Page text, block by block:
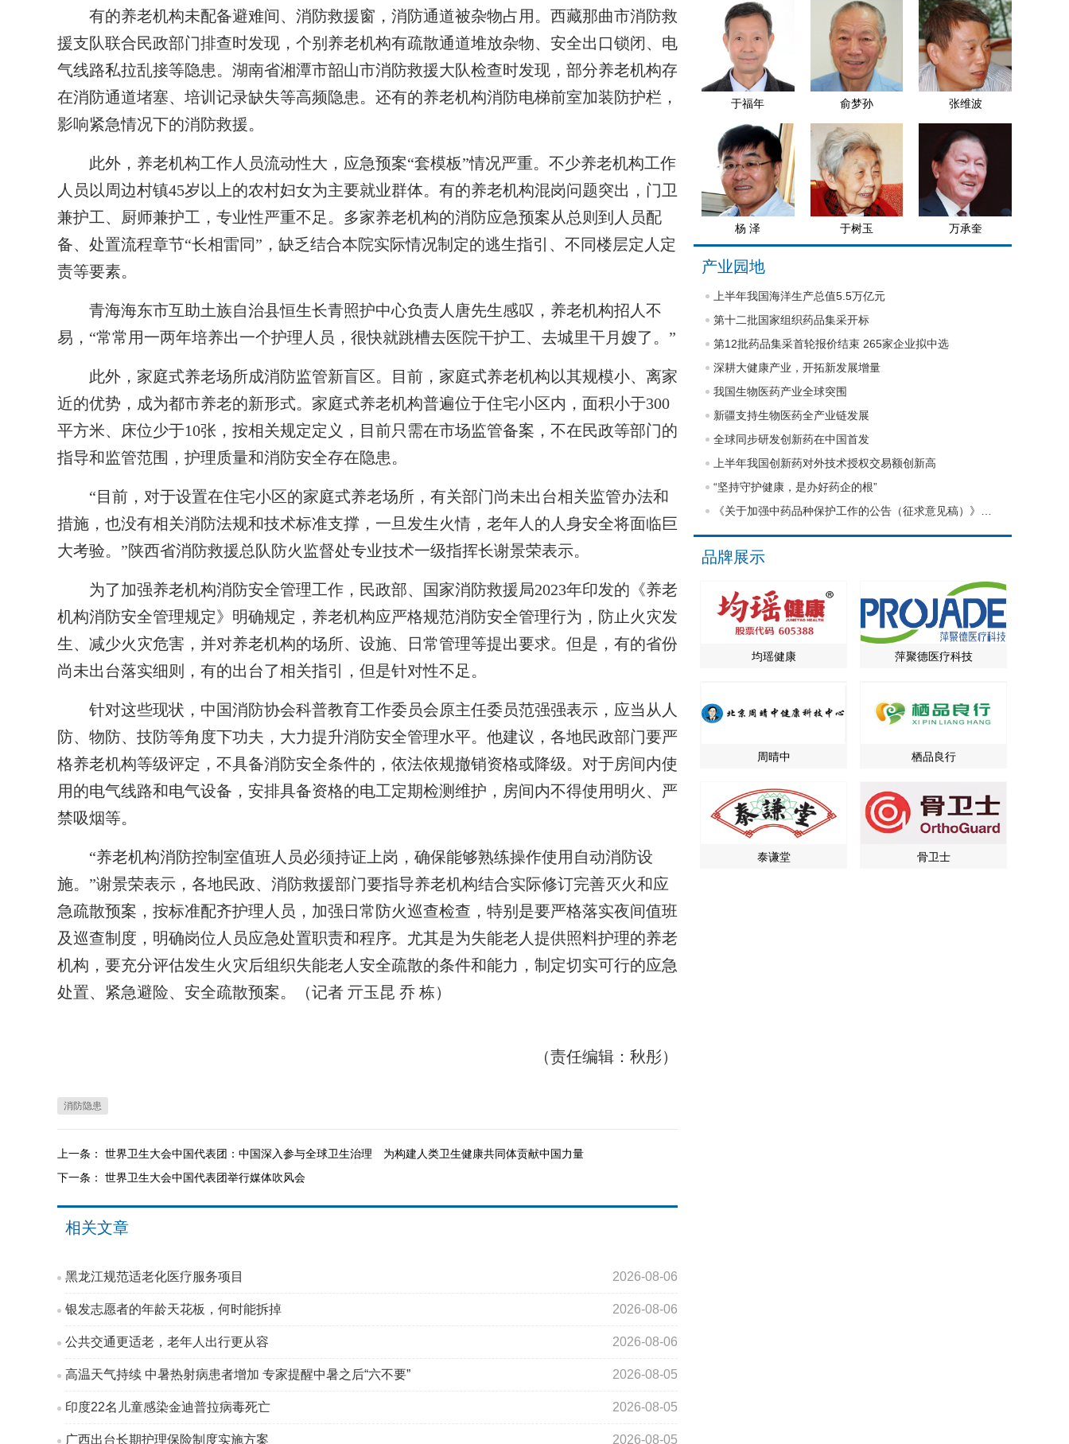
有的养老机构未配备避难间、消防救援窗，消防通道被杂物占用。西藏那曲市消防救
援支队联合民政部门排查时发现，个别养老机构有疏散通道堆放杂物、安全出口锁闭、电
气线路私拉乱接等隐患。湖南省湘潭市韶山市消防救援大队检查时发现，部分养老机构存
在消防通道堵塞、培训记录缺失等高频隐患。还有的养老机构消防电梯前室加装防护栏，
影响紧急情况下的消防救援。
此外，养老机构工作人员流动性大，应急预案“套模板”情况严重。不少养老机构工作
人员以周边村镇45岁以上的农村妇女为主要就业群体。有的养老机构混岗问题突出，门卫
兼护工、厨师兼护工，专业性严重不足。多家养老机构的消防应急预案从总则到人员配
备、处置流程章节“长相雷同”，缺乏结合本院实际情况制定的逃生指引、不同楼层定人定
责等要素。
青海海东市互助土族自治县恒生长青照护中心负责人唐先生感叹，养老机构招人不
易，“常常用一两年培养出一个护理人员，很快就跳槽去医院干护工、去城里干月嫂了。”
此外，家庭式养老场所成消防监管新盲区。目前，家庭式养老机构以其规模小、离家
近的优势，成为都市养老的新形式。家庭式养老机构普遍位于住宅小区内，面积小于300
平方米、床位少于10张，按相关规定定义，目前只需在市场监管备案，不在民政等部门的
指导和监管范围，护理质量和消防安全存在隐患。
“目前，对于设置在住宅小区的家庭式养老场所，有关部门尚未出台相关监管办法和
措施，也没有相关消防法规和技术标准支撑，一旦发生火情，老年人的人身安全将面临巨
大考验。”陕西省消防救援总队防火监督处专业技术一级指挥长谢景荣表示。
为了加强养老机构消防安全管理工作，民政部、国家消防救援局2023年印发的《养老
机构消防安全管理规定》明确规定，养老机构应严格规范消防安全管理行为，防止火灾发
生、减少火灾危害，并对养老机构的场所、设施、日常管理等提出要求。但是，有的省份
尚未出台落实细则，有的出台了相关指引，但是针对性不足。
针对这些现状，中国消防协会科普教育工作委员会原主任委员范强强表示，应当从人
防、物防、技防等角度下功夫，大力提升消防安全管理水平。他建议，各地民政部门要严
格养老机构等级评定，不具备消防安全条件的，依法依规撤销资格或降级。对于房间内使
用的电气线路和电气设备，安排具备资格的电工定期检测维护，房间内不得使用明火、严
禁吸烟等。
“养老机构消防控制室值班人员必须持证上岗，确保能够熟练操作使用自动消防设
施。”谢景荣表示，各地民政、消防救援部门要指导养老机构结合实际修订完善灭火和应
急疏散预案，按标准配齐护理人员，加强日常防火巡查检查，特别是要严格落实夜间值班
及巡查制度，明确岗位人员应急处置职责和程序。尤其是为失能老人提供照料护理的养老
机构，要充分评估发生火灾后组织失能老人安全疏散的条件和能力，制定切实可行的应急
处置、紧急避险、安全疏散预案。（记者 亓玉昆 乔 栋）
（责任编辑：秋彤）
消防隐患
上一条： 世界卫生大会中国代表团：中国深入参与全球卫生治理 为构建人类卫生健康共同体贡献中国力量
下一条： 世界卫生大会中国代表团举行媒体吹风会
相关文章
黑龙江规范适老化医疗服务项目 2026-08-06
银发志愿者的年龄天花板，何时能拆掉 2026-08-06
公共交通更适老，老年人出行更从容 2026-08-06
高温天气持续 中暑热射病患者增加 专家提醒中暑之后“六不要” 2026-08-05
印度22名儿童感染金迪普拉病毒死亡 2026-08-05
广西出台长期护理保险制度实施方案 2026-08-05
于福年 俞梦孙 张维波
杨 泽 于树玉 万承奎
产业园地
上半年我国海洋生产总值5.5万亿元
第十二批国家组织药品集采开标
第12批药品集采首轮报价结束 265家企业拟中选
深耕大健康产业，开拓新发展增量
我国生物医药产业全球突围
新疆支持生物医药全产业链发展
全球同步研发创新药在中国首发
上半年我国创新药对外技术授权交易额创新高
“坚持守护健康，是办好药企的根”
品牌展示
均瑶健康 萍聚德医疗科技
周晴中 栖品良行
泰谦堂 骨卫士